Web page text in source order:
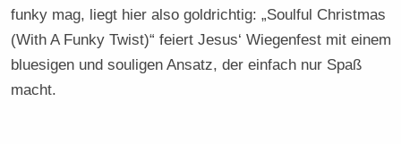
funky mag, liegt hier also goldrichtig: „Soulful Christmas
(With A Funky Twist)“ feiert Jesus‘ Wiegenfest mit einem
bluesigen und souligen Ansatz, der einfach nur Spaß
macht.